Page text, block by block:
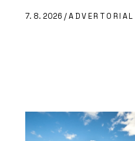
7. 8. 2026 /ADVERTORIAL